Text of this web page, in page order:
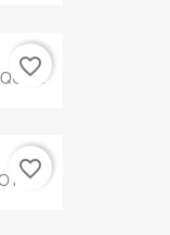
favorite_border
favorite_border